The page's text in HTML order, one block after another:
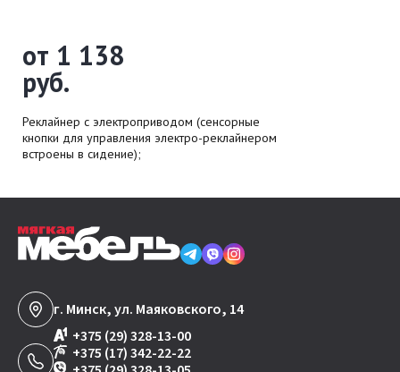
от 1 138
руб.
Реклайнер с электроприводом (сенсорные
кнопки для управления электро-реклайнером
встроены в сидение);
г. Минск, ул. Маяковского, 14
+375 (29) 328-13-00
+375 (17) 342-22-22